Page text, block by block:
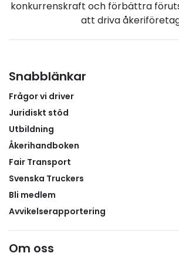
mig trygg. För första gången på
att någon verkligen tog mina besvär
berättar medlemmen.Beskedet om
en efterlängtad förklaring till de
besvären.– Jag blev helt ställd, men
kände jag en enorm lättnad. Äntligen
förklaring till varför jag haft så ont
tid.Elva dagar från första samtalet till
den medicinska bedömningen gick
undersökningar genomfördes direkt
därefter erbjöds en operationstid.
kontakten med vårdplaneringen till
operation hade det gått endast elva
kopplade till vårdbesök inom den
konkurrenskraft och förbättra
att driva
Snabblänkar
Frågor vi driver
Juridiskt stöd
Utbildning
Åkerihandboken
Fair Transport
Svenska Truckers
Bli medlem
Avvikelserapportering
Om oss